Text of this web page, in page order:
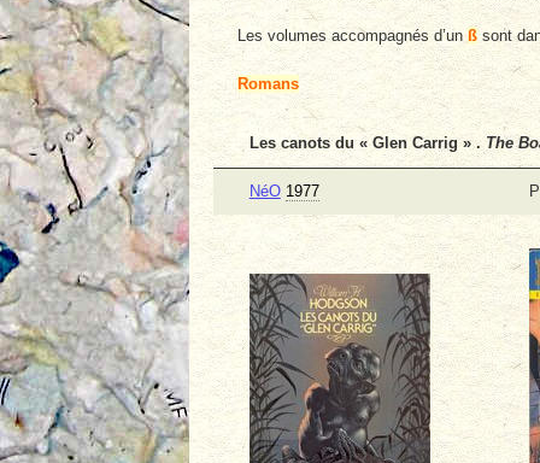
Les volumes accompagnés d’unßsont
Romans
Les canots du « Glen Carrig ». The
NéO 1977